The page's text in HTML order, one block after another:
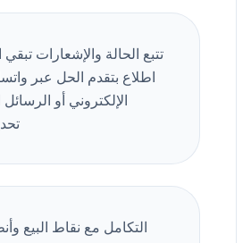
تتبع الحالة والإشعارات
اطلاع بتقدم الحل عبر
الإلكتروني أو
التكامل مع نقاط البيع